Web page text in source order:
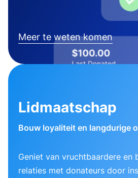
Meer te weten komen
Lidmaatschap
Bouw loyaliteit en langdurige
Geniet van vruchtbaardere en
relaties met donateurs door